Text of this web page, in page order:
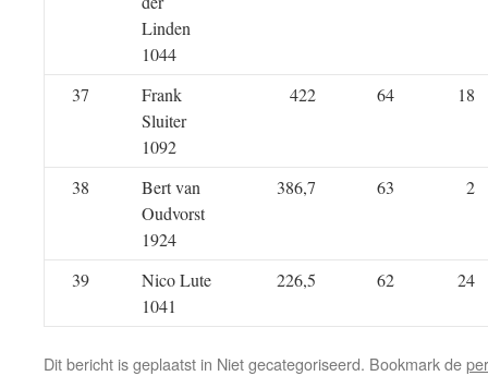
Linden
1044
37
Frank
Sluiter
1092
422 64 18
38
Bert van
Oudvorst
1924
386,7 63 2
39
Nico Lute
1041
226,5 62 24
Dit bericht is geplaatst in Niet gecategoriseerd. Bookmark de